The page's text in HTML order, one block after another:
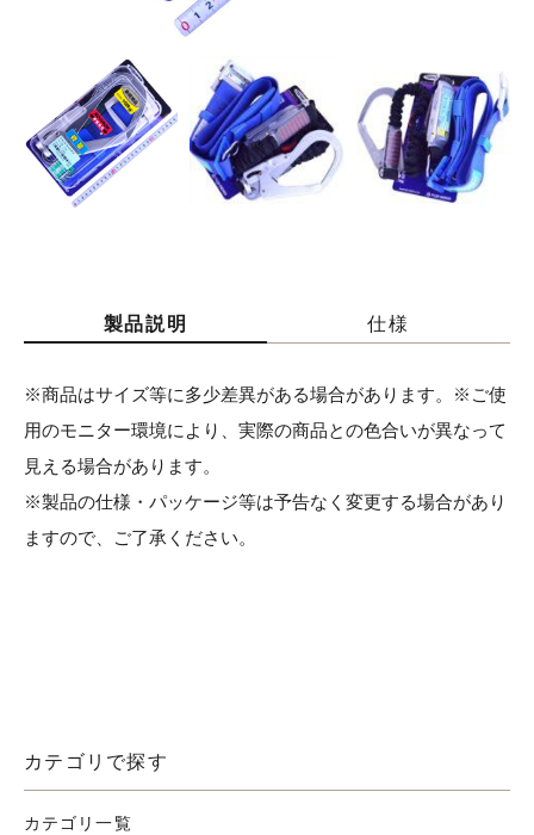
お問い合わせはこちら
製品説明 仕様
※商品はサイズ等に多少差異がある場合があります。※ご使
用のモニター環境により、実際の商品との色合いが異なって
見える場合があります。
※製品の仕様・パッケージ等は予告なく変更する場合があり
ますので、ご了承ください。
カテゴリで探す
カテゴリ一覧